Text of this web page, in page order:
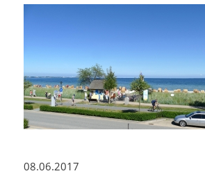
08.06.2017